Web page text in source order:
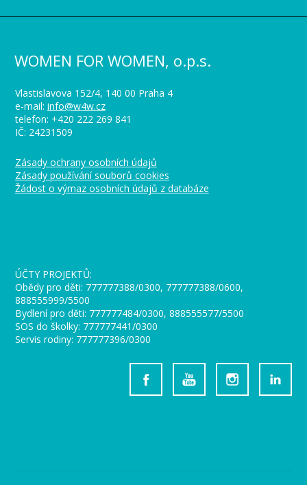
WOMEN FOR WOMEN, o.p.s.
Vlastislavova 152/4, 140 00 Praha 4
e-mail: info@w4w.cz
telefon: +420 222 269 841
IČ: 24231509
Zásady ochrany osobních údajů
Zásady používání souborů cookies
Žádost o výmaz osobních údajů z databáze
ÚČTY PROJEKTŮ:
Obědy pro děti: 777777388/0300, 777777388/0600,
888555999/5500
Bydlení pro děti: 777777484/0300, 888555577/5500
SOS do školky: 777777441/0300
Servis rodiny: 777777396/0300